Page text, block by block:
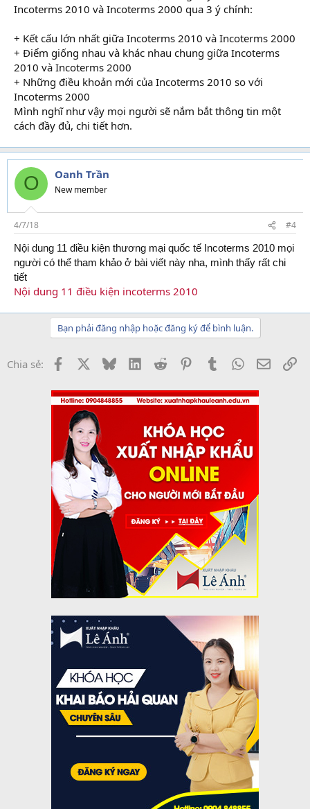
Incoterms 2010 và Incoterms 2000 qua 3 ý chính:
+ Kết cấu lớn nhất giữa Incoterms 2010 và Incoterms 2000
+ Điểm giống nhau và khác nhau chung giữa Incoterms
2010 và Incoterms 2000
+ Những điều khoản mới của Incoterms 2010 so với
Incoterms 2000
Mình nghĩ như vậy mọi người sẽ nắm bắt thông tin một
cách đầy đủ, chi tiết hơn.
O Oanh Trần
New member
4/7/18
#4
Nội dung 11 điều kiện thương mại quốc tế Incoterms 2010 mọi
người có thể tham khảo ở bài viết này nha, mình thấy rất chi
tiết
Nội dung 11 điều kiện incoterms 2010
Bạn phải đăng nhập hoặc đăng ký để bình luận.
Chia sẻ: Facebook BlueskyLinkedInReddit PinterestTumblrWhatsApp
Email